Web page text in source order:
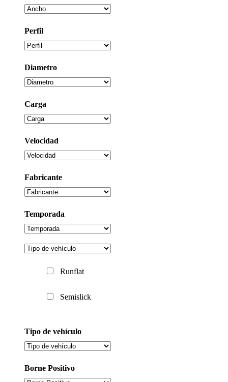
Perfil
Diametro
Carga
Velocidad
Fabricante
Temporada
Runflat
Semislick
Tipo de vehículo
Borne Positivo